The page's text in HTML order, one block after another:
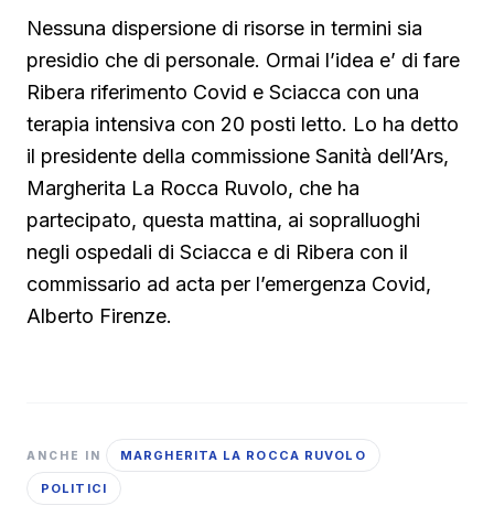
Nessuna dispersione di risorse in termini sia
presidio che di personale. Ormai l’idea e’ di fare
Ribera riferimento Covid e Sciacca con una
terapia intensiva con 20 posti letto. Lo ha detto
il presidente della commissione Sanità dell’Ars,
Margherita La Rocca Ruvolo, che ha
partecipato, questa mattina, ai sopralluoghi
negli ospedali di Sciacca e di Ribera con il
commissario ad acta per l’emergenza Covid,
Alberto Firenze.
ANCHE IN MARGHERITA LA ROCCA RUVOLO
POLITICI